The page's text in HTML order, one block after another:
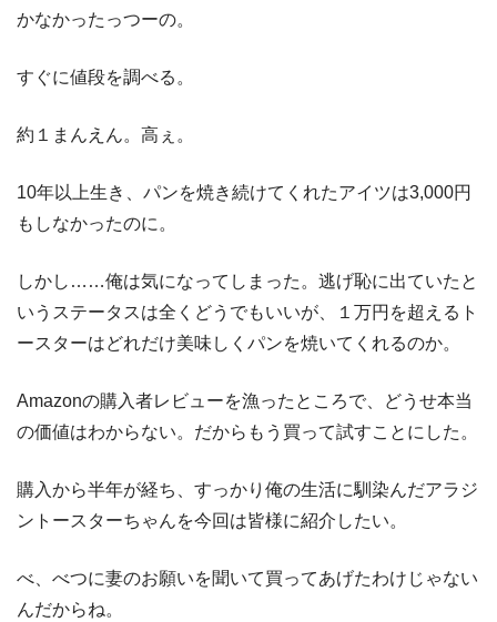
かなかったっつーの。
すぐに値段を調べる。
約１まんえん。高ぇ。
10年以上生き、パンを焼き続けてくれたアイツは3,000円
もしなかったのに。
しかし……俺は気になってしまった。逃げ恥に出ていたと
いうステータスは全くどうでもいいが、１万円を超えるト
ースターはどれだけ美味しくパンを焼いてくれるのか。
Amazonの購入者レビューを漁ったところで、どうせ本当
の価値はわからない。だからもう買って試すことにした。
購入から半年が経ち、すっかり俺の生活に馴染んだアラジ
ントースターちゃんを今回は皆様に紹介したい。
べ、べつに妻のお願いを聞いて買ってあげたわけじゃない
んだからね。